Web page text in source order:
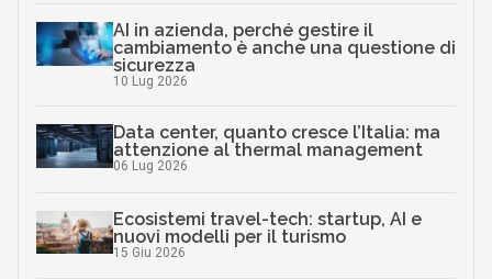
AI in azienda, perché gestire il
cambiamento è anche una questione di
sicurezza
10 Lug 2026
Data center, quanto cresce l’Italia: ma
attenzione al thermal management
06 Lug 2026
Ecosistemi travel-tech: startup, AI e
nuovi modelli per il turismo
15 Giu 2026